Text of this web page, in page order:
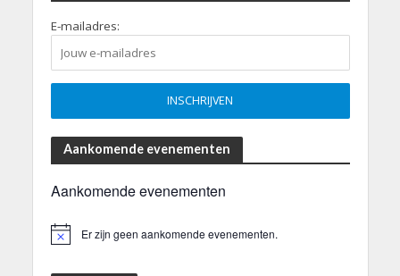
E-mailadres:
Aankomende evenementen
Aankomende evenementen
Er zijn geen aankomende evenementen.